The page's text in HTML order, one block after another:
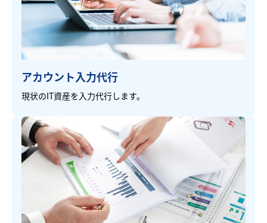
アカウント入力代行
現状のIT資産を入力代行します。